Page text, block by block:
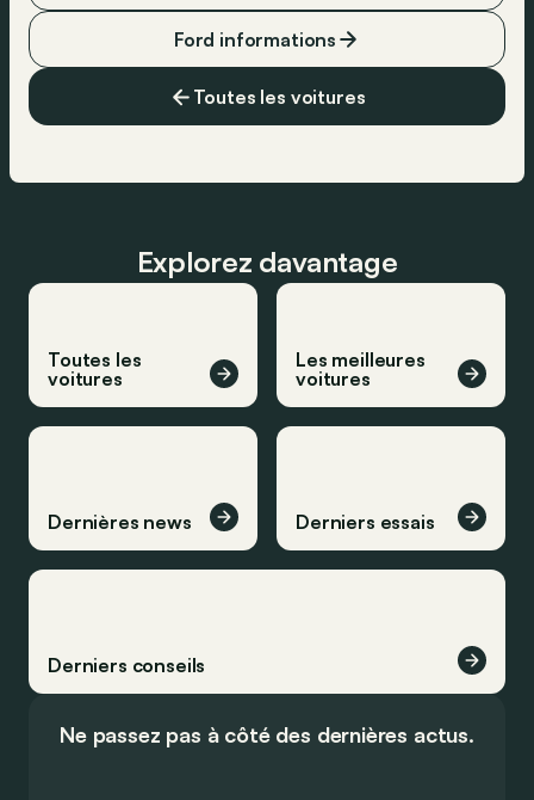
Toutes les voitures
Ford informations
Explorez davantage
Toutes les
voitures
Les meilleures
voitures
Dernières news Derniers essais
Derniers conseils
Ne passez pas à côté des dernières actus.